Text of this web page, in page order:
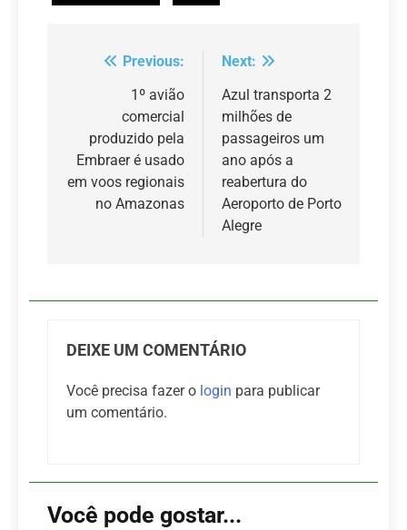
Navegação
Post
Previous:
1º avião
comercial
produzido pela
Embraer é usado
em voos regionais
no Amazonas
Next:
Azul transporta 2
milhões de
passageiros um
ano após a
reabertura do
Aeroporto de Porto
Alegre
DEIXE UM COMENTÁRIO
Você precisa fazer o login para publicar
um comentário.
Você pode gostar...